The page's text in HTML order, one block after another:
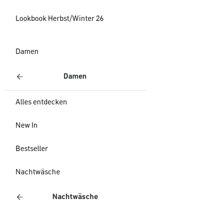
Lookbook Herbst/Winter 26
Damen
Damen
Alles entdecken
New In
Bestseller
Nachtwäsche
Nachtwäsche